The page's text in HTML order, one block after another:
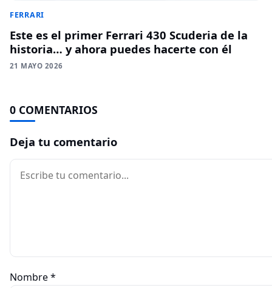
FERRARI
Este es el primer Ferrari 430 Scuderia de la
historia… y ahora puedes hacerte con él
21 MAYO 2026
0 COMENTARIOS
Deja tu comentario
Comentario
Nombre*